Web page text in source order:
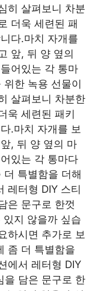
히 살펴보니 차분
더욱 세련된 패
다.마치 자개를
앞, 뒤 양 옆의
어있는 각 통마
한 녹용 선물이
살펴보니 차분한
욱 세련된 패키
.마치 자개를 보
, 뒤 양 옆의 마
있는 각 통마다
특별함을 더해
레터형 DIY 스티
은 문구로 한껏
지 않을까 싶습
하시면 추가로 보
좀 더 특별함을
에서 레터형 DIY
을 담은 문구로 한